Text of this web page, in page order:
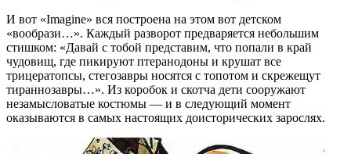
И вот «Imagine» вся построена на этом вот детском
«вообрази…». Каждый разворот предваряется небольшим
стишком: «Давай с тобой представим, что попали в край
чудовищ, где пикируют птеранодоны и крушат все
трицератопсы, стегозавры носятся с топотом и скрежещут
тираннозавры…». Из коробок и скотча дети сооружают
незамысловатые костюмы — и в следующий момент
оказываются в самых настоящих доисторических зарослях.